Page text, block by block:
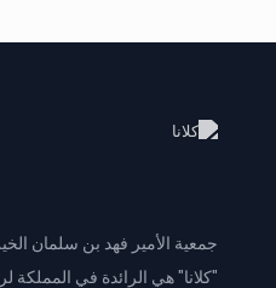
جمعية الأمير فهد بن سلمان
"كلانا" هي الرائدة في